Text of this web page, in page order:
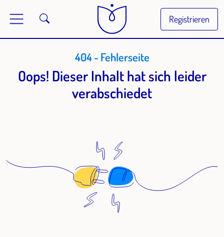
Registrieren
404 - Fehlerseite
Oops! Dieser Inhalt hat sich leider
verabschiedet